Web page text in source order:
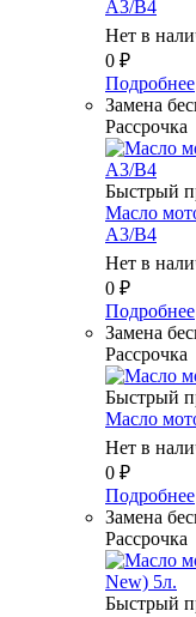
A3/B4
Нет в
0 ₽
Подробнее
Замена
Рассрочка
Быстрый
Масло
A3/B4
Нет в
0 ₽
Подробнее
Замена
Рассрочка
Быстрый
Масло
Нет в
0 ₽
Подробнее
Замена
Рассрочка
Быстрый